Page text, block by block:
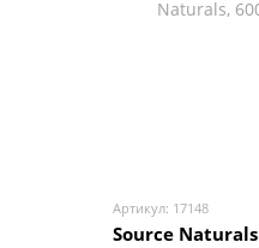
Артикул: 17148
Source Naturals